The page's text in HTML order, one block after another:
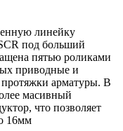
линейку
под больший
пятью роликами
приводные и
протяжки арматуры. В
масивный
что позволяет
16мм